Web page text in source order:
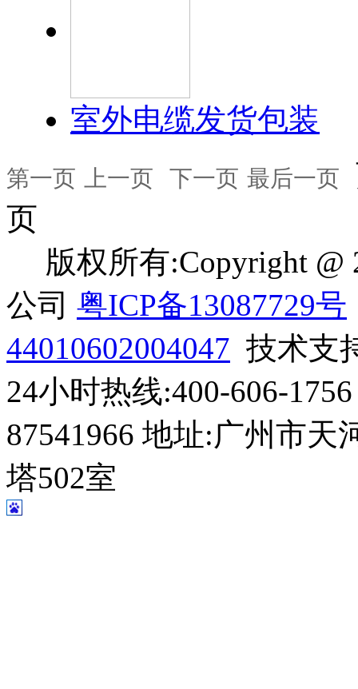
室外电缆发货包装
第一页 上一页 下一页 最后一页
页
版权所有:Copyright @
公司 粤ICP备13087729号
44010602004047 技术支
24小时热线:400-606-
87541966 地址:广州市天
塔502室